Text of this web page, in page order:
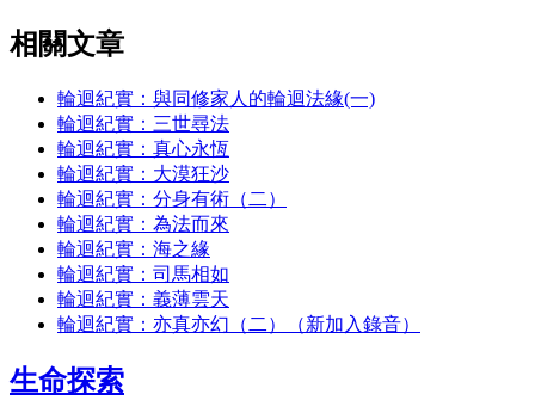
相關文章
輪迴紀實：與同修家人的輪迴法緣(一)
輪迴紀實：三世尋法
輪迴紀實：真心永恆
輪迴紀實：大漠狂沙
輪迴紀實：分身有術（二）
輪迴紀實：為法而來
輪迴紀實：海之緣
輪迴紀實：司馬相如
輪迴紀實：義薄雲天
輪迴紀實：亦真亦幻（二）（新加入錄音）
生命探索